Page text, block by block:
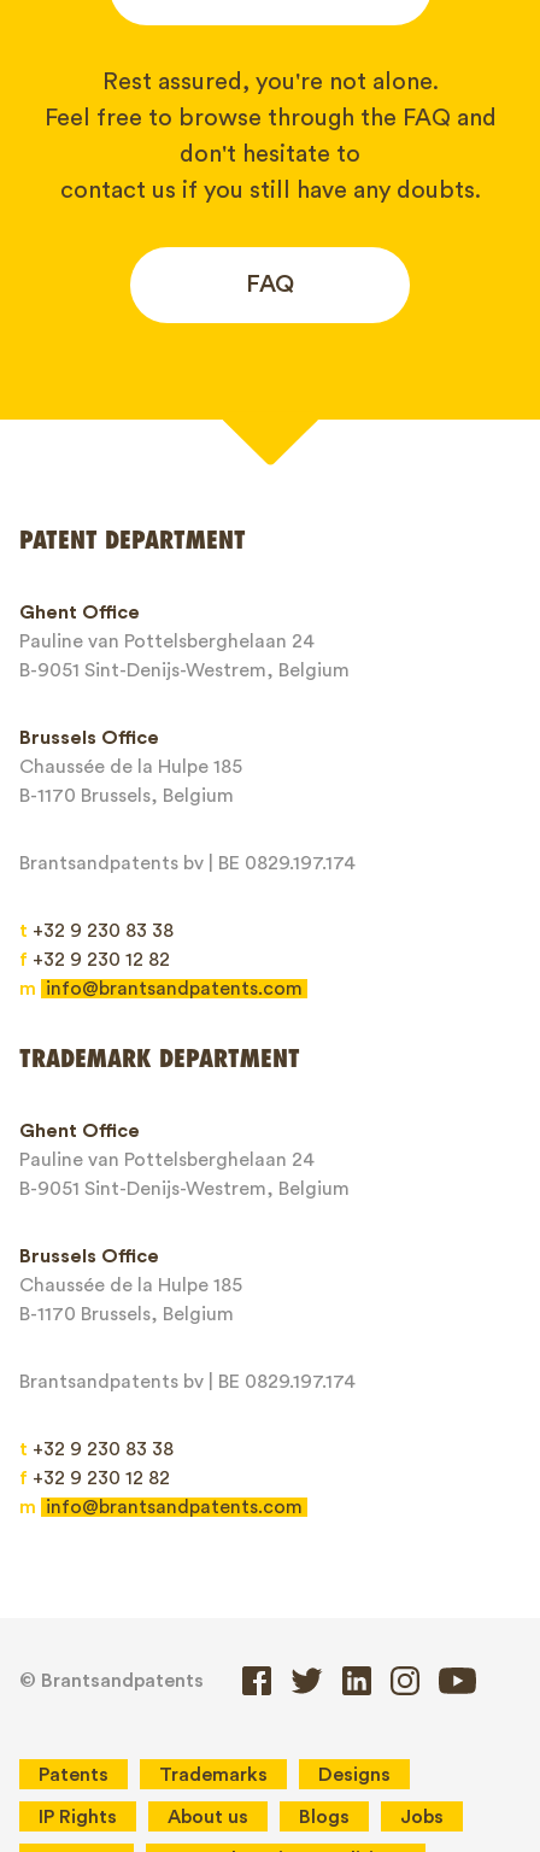
Rest assured, you're not alone.
Feel free to browse through the FAQ and
don't hesitate to
contact us if you still have any doubts.
FAQ
Email*
Message*
This site is protected by reCAPTCHA and the Google
PATENT DEPARTMENT
Ghent Office
Pauline van Pottelsberghelaan 24
B-9051 Sint-Denijs-Westrem, Belgium
Brussels Office
Chaussée de la Hulpe 185
B-1170 Brussels, Belgium
Brantsandpatents bv | BE 0829.197.174
t +32 9 230 83 38
f +32 9 230 12 82
m
info@brantsandpatents.com
TRADEMARK DEPARTMENT
Ghent Office
Pauline van Pottelsberghelaan 24
B-9051 Sint-Denijs-Westrem, Belgium
Brussels Office
Chaussée de la Hulpe 185
B-1170 Brussels, Belgium
Brantsandpatents bv | BE 0829.197.174
t +32 9 230 83 38
f +32 9 230 12 82
m
info@brantsandpatents.com
© Brantsandpatents
Patents Trademarks Designs
IP Rights About us Blogs Jobs